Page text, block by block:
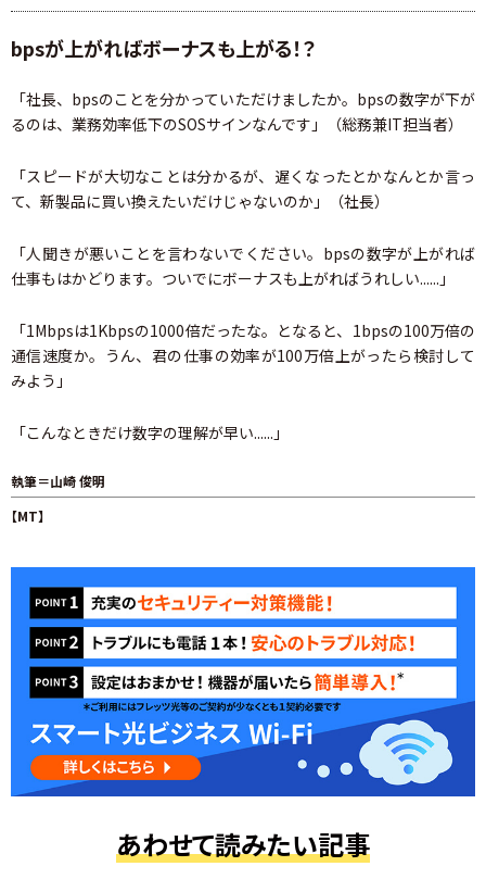
bpsが上がればボーナスも上がる！？
「社長、bpsのことを分かっていただけましたか。bpsの数字が下が
るのは、業務効率低下のSOSサインなんです」（総務兼IT担当者）
「スピードが大切なことは分かるが、遅くなったとかなんとか言っ
て、新製品に買い換えたいだけじゃないのか」（社長）
「人聞きが悪いことを言わないでください。bpsの数字が上がれば
仕事もはかどります。ついでにボーナスも上がればうれしい......」
「1Mbpsは1Kbpsの1000倍だったな。となると、1bpsの100万倍の
通信速度か。うん、君の仕事の効率が100万倍上がったら検討して
みよう」
「こんなときだけ数字の理解が早い......」
執筆＝山崎 俊明
【MT】
あわせて読みたい記事